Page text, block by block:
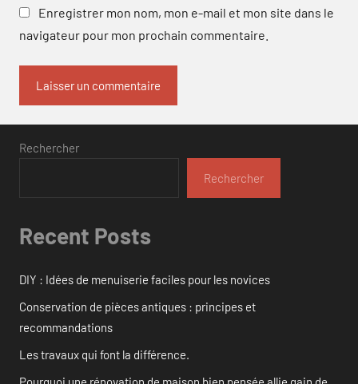
Enregistrer mon nom, mon e-mail et mon site dans le
navigateur pour mon prochain commentaire.
Rechercher
Rechercher
Recent Posts
DIY : Idées de menuiserie faciles pour les novices
Conservation de pièces antiques : principes et
recommandations
Les travaux qui font la différence.